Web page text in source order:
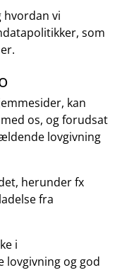
hvordan vi
som
kan
os, og forudsat
lovgivning
herunder fx
fra
i
lovgivning og god